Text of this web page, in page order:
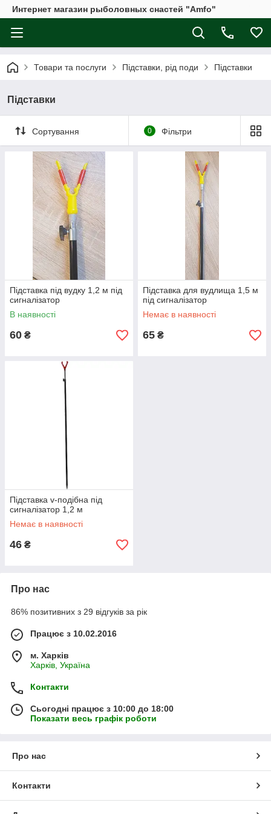
Интернет магазин рыболовных снастей "Amfo"
Товари та послуги Підставки, рід поди Підставки
Підставки
Сортування 0 Фільтри
Підставка під вудку 1,2 м під
сигналізатор
В наявності
60 ₴
Підставка для вудлища 1,5 м
під сигналізатор
Немає в наявності
65 ₴
Підставка v-подібна під
сигналізатор 1,2 м
Немає в наявності
46 ₴
Про нас
86% позитивних з 29 відгуків за рік
Працює з 10.02.2016
м. Харків
Харків, Україна
Контакти
Сьогодні працює з 10:00 до 18:00
Показати весь графік роботи
Про нас
Контакти